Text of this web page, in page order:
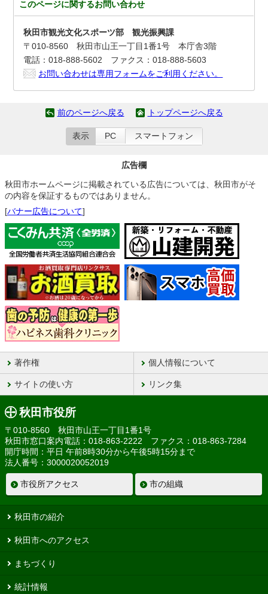
このページに関するお問い合わせ
秋田市観光文化スポーツ部 観光振興課
〒010-8560 秋田市山王一丁目1番1号 本庁舎3階
電話：018-888-5602 ファクス：018-888-5603
お問い合わせは専用フォームをご利用ください。
前のページへ戻る トップページへ戻る
表示 PC スマートフォン
広告欄
秋田市ホームページに掲載されている広告については、秋田市がそ
の内容を保証するものではありません。
[バナー広告について]
著作権 個人情報について
サイトの使い方 リンク集
秋田市役所
〒010-8560 秋田市山王一丁目1番1号
秋田市窓口案内電話：018-863-2222 ファクス：018-863-7284
開庁時間：平日 午前8時30分から午後5時15分まで
法人番号：3000020052019
市役所アクセス 市の組織
秋田市の紹介
秋田市へのアクセス
まちづくり
統計情報